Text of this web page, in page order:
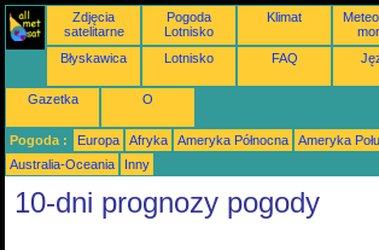
Zdjęcia
satelitarne
Pogoda
Lotnisko
Klimat
Błyskawica Lotnisko FAQ
Gazetka O
Pogoda : Europa Afryka Ameryka Północna Ameryka
Australia-Oceania
Inny
10-dni prognozy pogody